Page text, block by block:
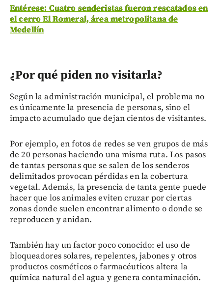
Entérese: Cuatro senderistas fueron rescatados en
el cerro El Romeral, área metropolitana de
Medellín
¿Por qué piden no visitarla?
Según la administración municipal, el problema no
es únicamente la presencia de personas, sino el
impacto acumulado que dejan cientos de visitantes.
Por ejemplo, en fotos de redes se ven grupos de más
de 20 personas haciendo una misma ruta. Los pasos
de tantas personas que se salen de los senderos
delimitados provocan pérdidas en la cobertura
vegetal. Además, la presencia de tanta gente puede
hacer que los animales eviten cruzar por ciertas
zonas donde suelen encontrar alimento o donde se
reproducen y anidan.
También hay un factor poco conocido: el uso de
bloqueadores solares, repelentes, jabones y otros
productos cosméticos o farmacéuticos altera la
química natural del agua y genera contaminación.